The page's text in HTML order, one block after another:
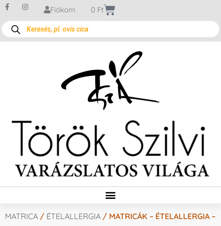
Fiókom 0 Ft
MATRICA / ÉTELALLERGIA / MATRICÁK – ÉTELALLERGIA –